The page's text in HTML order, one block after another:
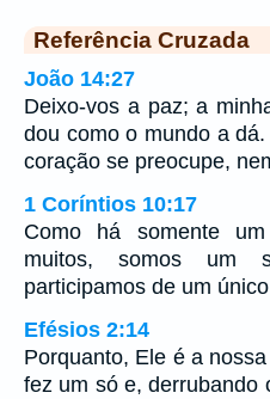
Referência Cruzada
João 14:27
Deixo-vos a paz; a
dou como o mundo a
coração se preocupe,
1 Coríntios 10:17
Como há somente
muitos, somos um
participamos de um
Efésios 2:14
Porquanto, Ele é a
fez um só e, derrubando